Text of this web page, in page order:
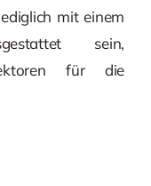
mit einem
sein,
für die